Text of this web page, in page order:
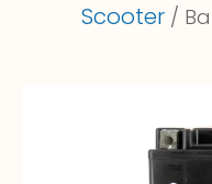
Scooter /